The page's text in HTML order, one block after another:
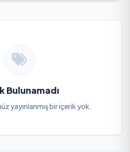
Bulunamadı
yayınlanmış bir içerik yok.